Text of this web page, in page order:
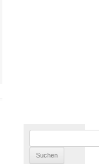
nach: